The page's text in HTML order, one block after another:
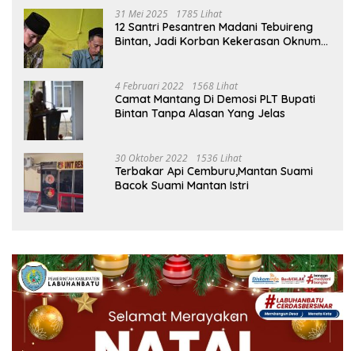
31 Mei 2025 1785 Lihat
12 Santri Pesantren Madani Tebuireng
Bintan, Jadi Korban Kekerasan Oknum
4 Februari 2022 1568 Lihat
Camat Mantang Di Demosi PLT Bupati
Bintan Tanpa Alasan Yang Jelas
30 Oktober 2022 1536 Lihat
Terbakar Api Cemburu,Mantan Suami
Bacok Suami Mantan Istri